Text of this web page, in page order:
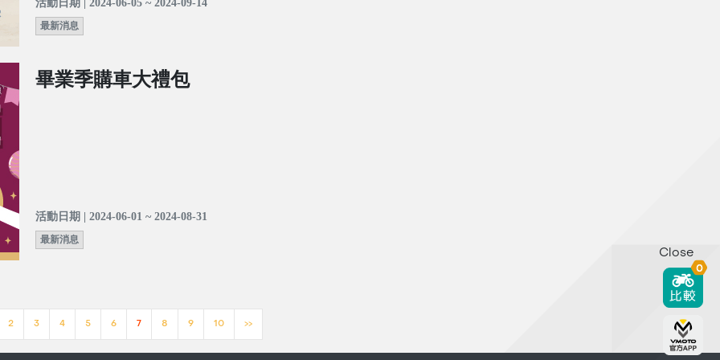
活動日期 | 2024-06-05 ~ 2024-09-14
最新消息
畢業季購車大禮包
活動日期 | 2024-06-01 ~ 2024-08-31
最新消息
2 3 4 5 6 7 8 9 10 >>
Close
0